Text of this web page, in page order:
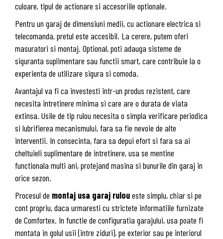
culoare, tipul de actionare si accesoriile optionale.
Pentru un garaj de dimensiuni medii, cu actionare electrica si
telecomanda, pretul este accesibil. La cerere, putem oferi
masuratori si montaj. Optional, poti adauga sisteme de
siguranta suplimentare sau functii smart, care contribuie la o
experienta de utilizare sigura si comoda.
Avantajul va fi ca investesti intr-un produs rezistent, care
necesita intretinere minima si care are o durata de viata
extinsa. Usile de tip rulou necesita o simpla verificare periodica
si lubrifierea mecanismului, fara sa fie nevoie de alte
interventii. In consecinta, fara sa depui efort si fara sa ai
cheltuieli suplimentare de intretinere, usa se mentine
functionala multi ani, protejand masina si bunurile din garaj in
orice sezon.
Procesul de montaj usa garaj ruloueste simplu, chiar si pe
cont propriu, daca urmaresti cu strictete informatiile furnizate
de Comfortex. In functie de configuratia garajului, usa poate fi
montata in golul usii (intre ziduri), pe exterior sau pe interiorul